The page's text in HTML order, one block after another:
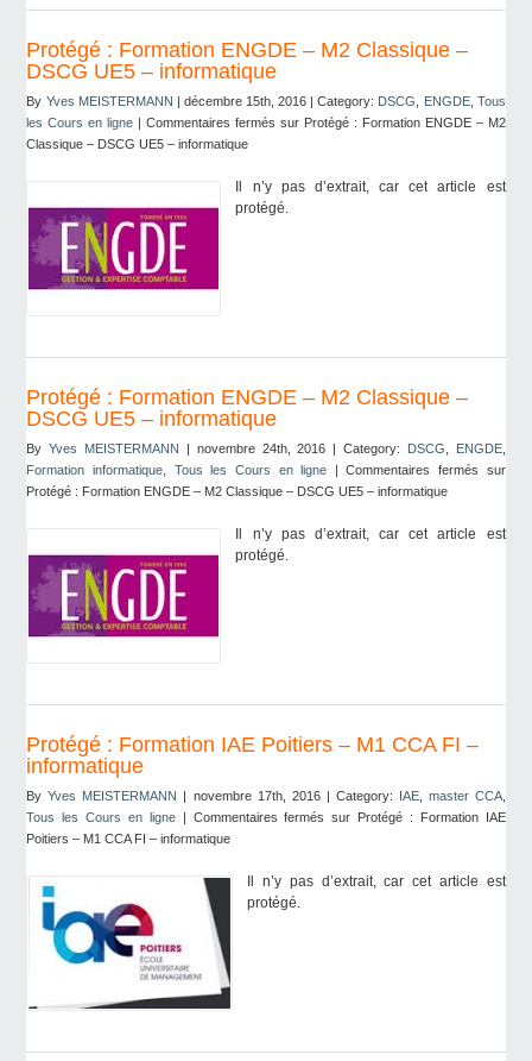
Protégé : Formation ENGDE – M2 Classique –
DSCG UE5 – informatique
By Yves MEISTERMANN | décembre 15th, 2016 | Category: DSCG ENGDE, Tous
les Cours en ligne |Commentaires fermés sur Protégé : Formation ENGDE – M2
Classique – DSCG UE5 – informatique
Il n’y pas d’extrait, car cet article est
protégé.
Protégé : Formation ENGDE – M2 Classique –
DSCG UE5 – informatique
ByYves MEISTERMANN | novembre 24th, 2016 | Category: DSCG ENGDE,
Formation informatique
Tous les Cours en ligne |Commentaires fermés sur
Protégé : Formation ENGDE – M2 Classique – DSCG UE5 – informatique
Il n’y pas d’extrait, car cet article est
protégé.
Protégé : Formation IAE Poitiers – M1 CCA FI –
informatique
ByYves MEISTERMANN | novembre 17th, 2016 | Category: IAE, master CCA,
Tous les Cours en ligne| Commentaires fermés sur Protégé : Formation IAE
Poitiers – M1 CCA FI – informatique
Il n’y pas d’extrait, car cet article est
protégé.